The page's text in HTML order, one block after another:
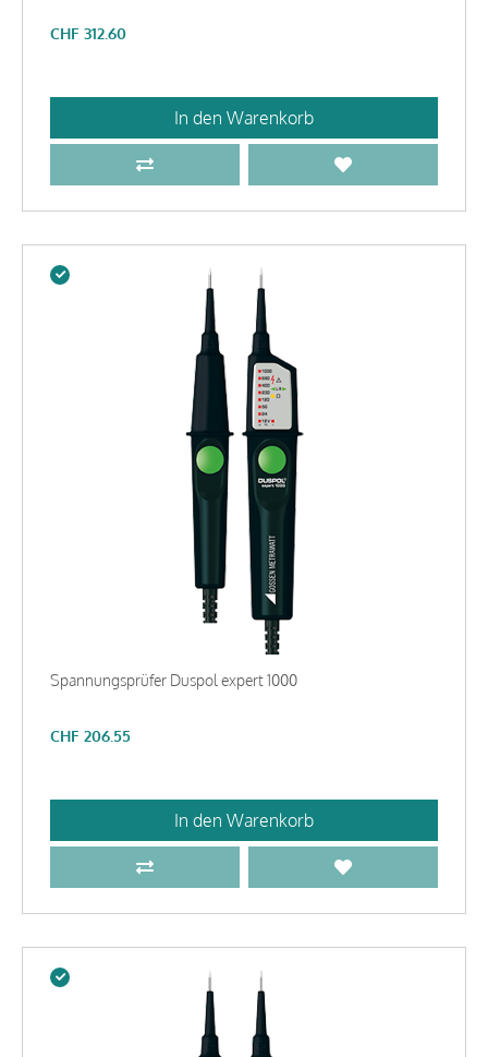
CHF 312.60
In den Warenkorb
Spannungsprüfer Duspol expert 1000
CHF 206.55
In den Warenkorb